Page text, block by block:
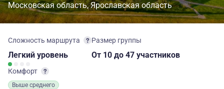
Московская область Ярославская область
Сложность маршрута
Легкий уровень
Комфорт
Выше среднего
Размер группы
От 10 до 47 участников